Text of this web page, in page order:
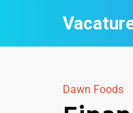
Dawn Foods